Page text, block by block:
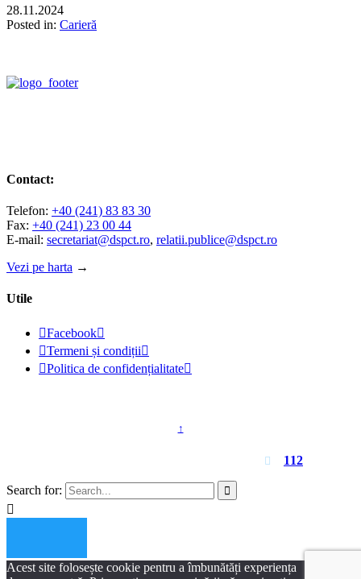
28.11.2024
Posted in: Carieră
Contact:
Telefon: +40 (241) 83 83 30
Fax: +40 (241) 23 00 44
E-mail: secretariat@dspct.ro, relatii.publice@dspct.ro
Vezi pe harta →
Utile
Facebook
Termeni și condiții
Politica de confidențialitate
↑
 112
Search for: 

Acest site folosește cookie pentru a îmbunătăți experiența